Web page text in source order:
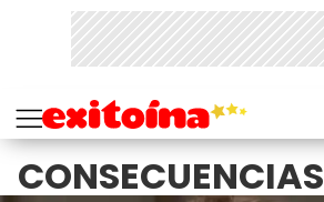
CONSECUENCIAS